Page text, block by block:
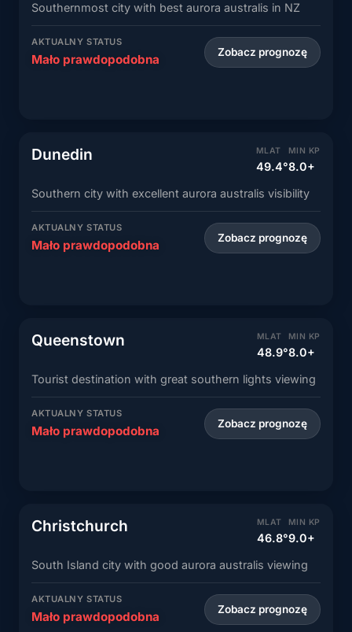
Southernmost city with best aurora australis in NZ
AKTUALNY STATUS
Mało prawdopodobna Zobacz prognozę
Dunedin MLAT
49.4°
MIN KP
8.0+
Southern city with excellent aurora australis visibility
AKTUALNY STATUS
Mało prawdopodobna Zobacz prognozę
Queenstown MLAT
48.9°
MIN KP
8.0+
Tourist destination with great southern lights viewing
AKTUALNY STATUS
Mało prawdopodobna Zobacz prognozę
Christchurch MLAT
46.8°
MIN KP
9.0+
South Island city with good aurora australis viewing
AKTUALNY STATUS
Mało prawdopodobna Zobacz prognozę